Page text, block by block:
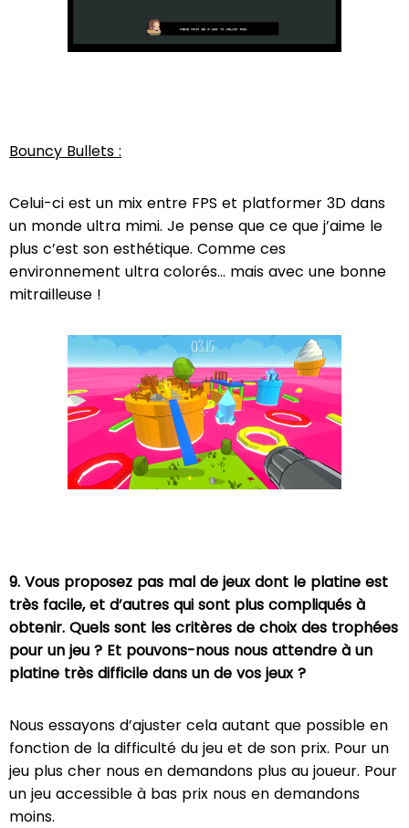
Bouncy Bullets :
Celui-ci est un mix entre FPS et platformer 3D dans
un monde ultra mimi. Je pense que ce que j’aime le
plus c’est son esthétique. Comme ces
environnement ultra colorés... mais avec une bonne
mitrailleuse !
9. Vous proposez pas mal de jeux dont le platine est
très facile, et d’autres qui sont plus compliqués à
obtenir. Quels sont les critères de choix des trophées
pour un jeu ? Et pouvons-nous nous attendre à un
platine très difficile dans un de vos jeux ?
Nous essayons d’ajuster cela autant que possible en
fonction de la difficulté du jeu et de son prix. Pour un
jeu plus cher nous en demandons plus au joueur. Pour
un jeu accessible à bas prix nous en demandons
moins.